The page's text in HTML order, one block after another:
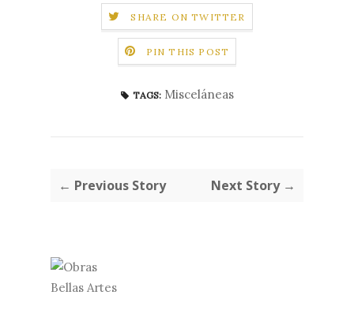
SHARE ON TWITTER
PIN THIS POST
TAGS: Misceláneas
← Previous Story Next Story →